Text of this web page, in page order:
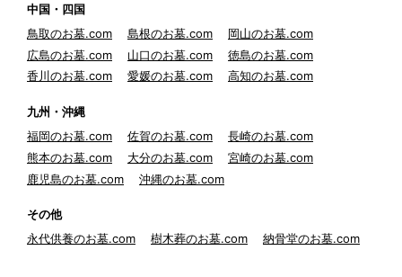
中国・四国
鳥取のお墓.com
島根のお墓.com
岡山のお墓.com
広島のお墓.com
山口のお墓.com
徳島のお墓.com
香川のお墓.com
愛媛のお墓.com 高知のお墓.com
九州・沖縄
福岡のお墓.com
佐賀のお墓.com
長崎のお墓.com
熊本のお墓.com
大分のお墓.com
宮崎のお墓.com
鹿児島のお墓.com
沖縄のお墓.com
その他
永代供養のお墓.com
樹木葬のお墓.com 納骨堂のお墓.com